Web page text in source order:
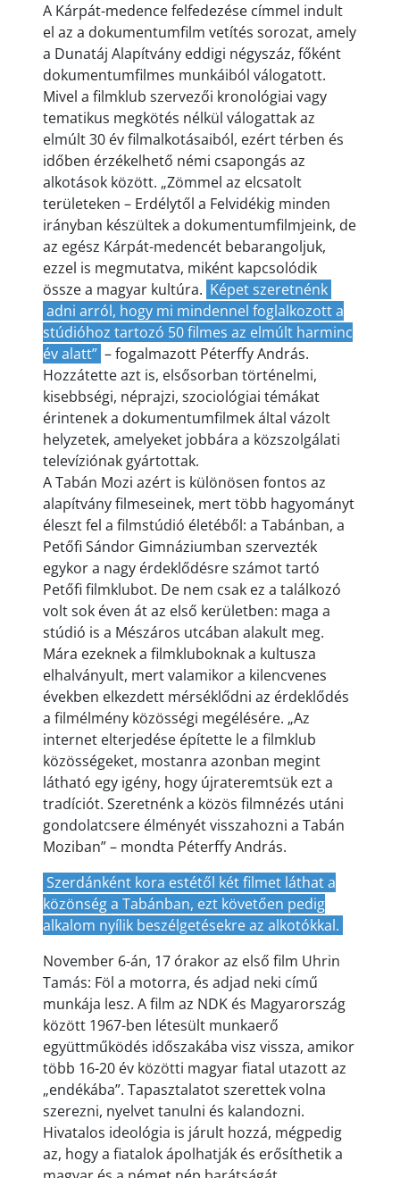
A Kárpát-medence felfedezése címmel indult
el az a dokumentumfilm vetítés sorozat, amely
a Dunatáj Alapítvány eddigi négyszáz, főként
dokumentumfilmes munkáiból válogatott.
Mivel a filmklub szervezői kronológiai vagy
tematikus megkötés nélkül válogattak az
elmúlt 30 év filmalkotásaiból, ezért térben és
időben érzékelhető némi csapongás az
alkotások között. „Zömmel az elcsatolt
területeken – Erdélytől a Felvidékig minden
irányban készültek a dokumentumfilmjeink, de
az egész Kárpát-medencét bebarangoljuk,
ezzel is megmutatva, miként kapcsolódik
össze a magyar kultúra. Képet szeretnénk
adni arról, hogy mi mindennel foglalkozott a
stúdióhoz tartozó 50 filmes az elmúlt harminc
év alatt” – fogalmazott Péterffy András.
Hozzátette azt is, elsősorban történelmi,
kisebbségi, néprajzi, szociológiai témákat
érintenek a dokumentumfilmek által vázolt
helyzetek, amelyeket jobbára a közszolgálati
televíziónak gyártottak.
A Tabán Mozi azért is különösen fontos az
alapítvány filmeseinek, mert több hagyományt
éleszt fel a filmstúdió életéből: a Tabánban, a
Petőfi Sándor Gimnáziumban szervezték
egykor a nagy érdeklődésre számot tartó
Petőfi filmklubot. De nem csak ez a találkozó
volt sok éven át az első kerületben: maga a
stúdió is a Mészáros utcában alakult meg.
Mára ezeknek a filmkluboknak a kultusza
elhalványult, mert valamikor a kilencvenes
években elkezdett mérséklődni az érdeklődés
a filmélmény közösségi megélésére. „Az
internet elterjedése építette le a filmklub
közösségeket, mostanra azonban megint
látható egy igény, hogy újrateremtsük ezt a
tradíciót. Szeretnénk a közös filmnézés utáni
gondolatcsere élményét visszahozni a Tabán
Moziban” – mondta Péterffy András.
Szerdánként kora estétől két filmet láthat a
közönség a Tabánban, ezt követően pedig
alkalom nyílik beszélgetésekre az alkotókkal.
November 6-án, 17 órakor az első film Uhrin
Tamás: Föl a motorra, és adjad neki című
munkája lesz. A film az NDK és Magyarország
között 1967-ben létesült munkaerő
együttműködés időszakába visz vissza, amikor
több 16-20 év közötti magyar fiatal utazott az
„endékába”. Tapasztalatot szerettek volna
szerezni, nyelvet tanulni és kalandozni.
Hivatalos ideológia is járult hozzá, mégpedig
az, hogy a fiatalok ápolhatják és erősíthetik a